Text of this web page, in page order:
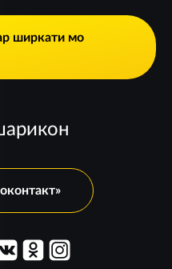
ширкати мо